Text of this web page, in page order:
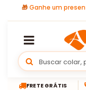
🎁Ganhe um
FRETE GRÁTIS